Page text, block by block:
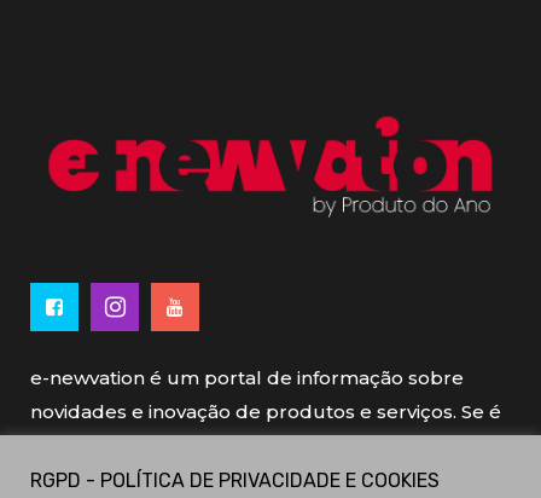
e-newvation é um portal de informação sobre
novidades e inovação de produtos e serviços. Se é
RGPD - POLÍTICA DE PRIVACIDADE E COOKIES